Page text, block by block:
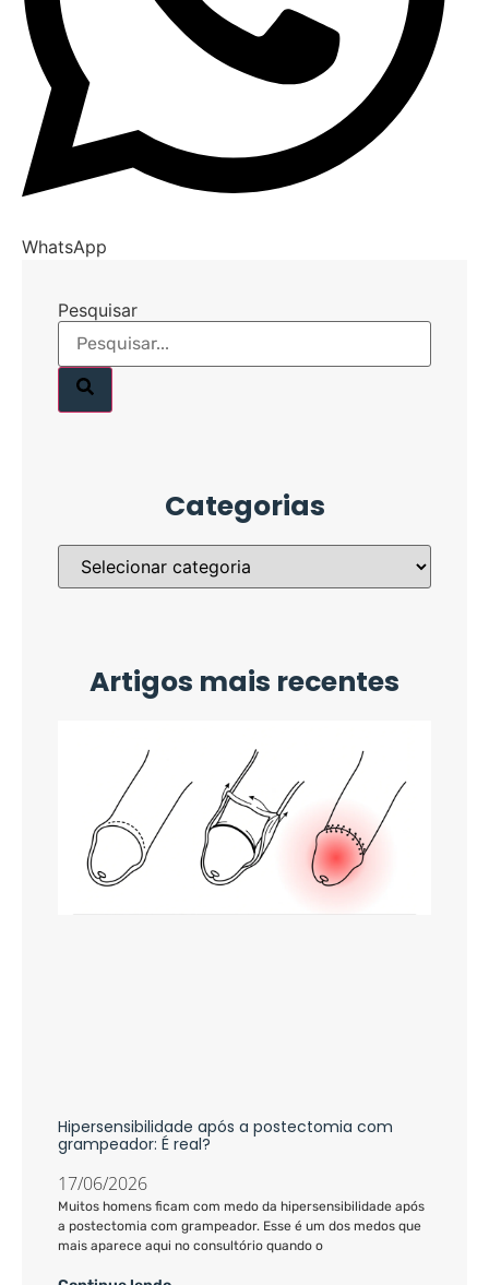
WhatsApp
Pesquisar
Categorias
Artigos mais recentes
Hipersensibilidade após a postectomia com
grampeador: É real?
17/06/2026
Muitos homens ficam com medo da hipersensibilidade após
a postectomia com grampeador. Esse é um dos medos que
mais aparece aqui no consultório quando o